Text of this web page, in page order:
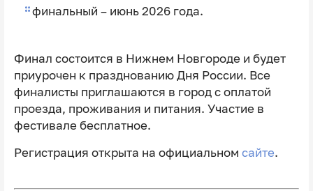
финальный – июнь 2026 года.
Финал состоится в Нижнем Новгороде и будет
приурочен к празднованию Дня России. Все
финалисты приглашаются в город с оплатой
проезда, проживания и питания. Участие в
фестивале бесплатное.
Регистрация открыта на официальном сайте.